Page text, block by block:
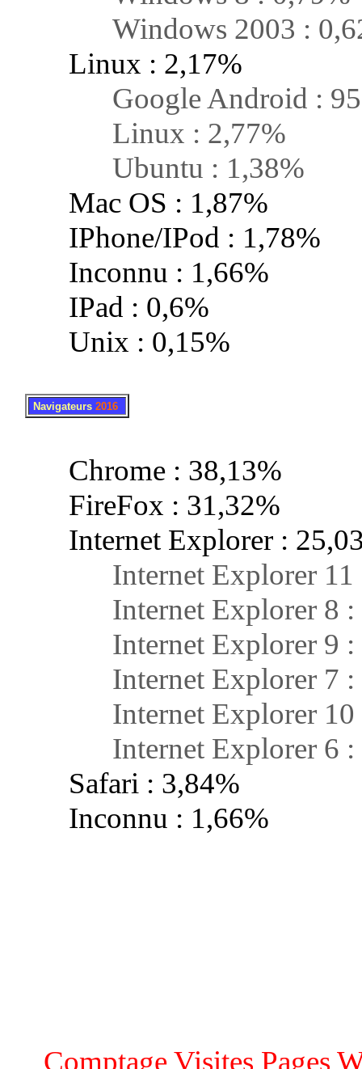
Windows 2003 :
Linux : 2,17%
Google Android :
Linux : 2,77%
Ubuntu : 1,38%
Mac OS : 1,87%
IPhone/IPod : 1,78%
Inconnu : 1,66%
IPad : 0,6%
Unix : 0,15%
Navigateurs 2016
Chrome : 38,13%
FireFox : 31,32%
Internet Explorer :
Internet Explorer 11 :
Internet Explorer 8 :
Internet Explorer 9 :
Internet Explorer 7 :
Internet Explorer 10
Internet Explorer 6 :
Safari : 3,84%
Inconnu : 1,66%
Comptage Visites Pages